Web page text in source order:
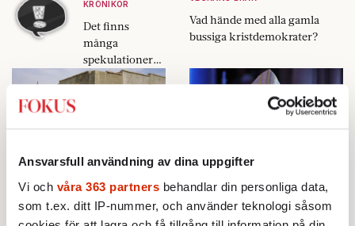
Ansvarsfull användning av dina uppgifter
Vi och våra 363 partners behandlar din personliga data,
som t.ex. ditt IP-nummer, och använder teknologi såsom
KRÖNIKOR
Det finns
många
spekulationer
kring
dock en grupp
sanningen på
Vad hände med alla gamla
bussiga kristdemokrater?
”Gift er – föd barn –
befolka territoriet”
AKTUELLT
UTRIKES
Ann Heberlein:
Prästen sa att mina
borgerliga värderingar
inte hör hemma i